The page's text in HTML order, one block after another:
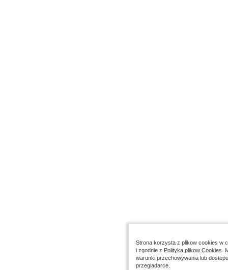
Strona korzysta z plikow cookies w
i zgodnie z Polityka plikow Cookies .
warunki przechowywania lub
przegladarce.